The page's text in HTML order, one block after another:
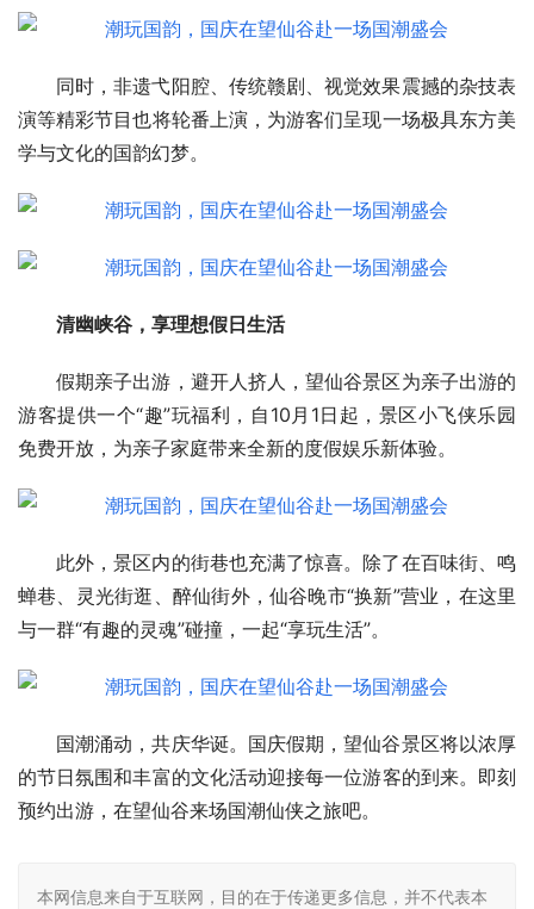
同时，非遗弋阳腔、传统赣剧、视觉效果震撼的杂技表
演等精彩节目也将轮番上演，为游客们呈现一场极具东方美
学与文化的国韵幻梦。
清幽峡谷，享理想假日生活
假期亲子出游，避开人挤人，望仙谷景区为亲子出游的
游客提供一个“趣”玩福利，自10月1日起，景区小飞侠乐园
免费开放，为亲子家庭带来全新的度假娱乐新体验。
此外，景区内的街巷也充满了惊喜。除了在百味街、鸣
蝉巷、灵光街逛、醉仙街外，仙谷晚市“换新”营业，在这里
与一群“有趣的灵魂”碰撞，一起“享玩生活”。
国潮涌动，共庆华诞。国庆假期，望仙谷景区将以浓厚
的节日氛围和丰富的文化活动迎接每一位游客的到来。即刻
预约出游，在望仙谷来场国潮仙侠之旅吧。
本网信息来自于互联网，目的在于传递更多信息，并不代表本